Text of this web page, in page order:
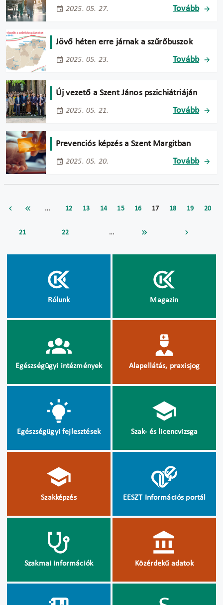
2025. 05. 27. Tovább
Jövő héten erre járnak a szűrőbuszok
2025. 05. 23. Tovább
Új vezető a Szent János pszichiátriáján
2025. 05. 21. Tovább
Prevenciós képzés a Szent Margitban
2025. 05. 20. Tovább
… 12 13 14 15 16 17 18 19 20
21 22 …
Rólunk Magazin
Egészségügyi intézmények Alapellátás, praxisjog
Egészségügyi fejlesztések Szak- és licencvizsga
Szakképzés EESZT Információs portál
Szakmai információk Közérdekű adatok